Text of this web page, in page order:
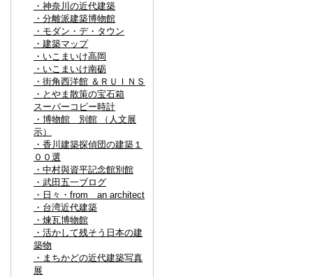
・神奈川の近代建築
・分離派建築博物館
・モダン・デ・タウン
・建築マップ
・いこまいけ高岡
・いこまいけ南砺
・街角西洋館 ＆ＲＵＩＮＳ
・とやま散策の宝石箱
スーパーコピー時計
・博物館 別館 （人文展
示）
・香川建築探偵団の建築１
００選
・中村與資平記念館別館
・武田五一ブログ
・日々・from an architect
・台湾近代建築
・煉瓦博物館
・活かして残そう日本の建
築物
・まちかどの近代建築写真
展